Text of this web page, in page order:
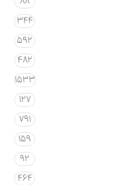
344
592
482
1533
127
791
159
92
464